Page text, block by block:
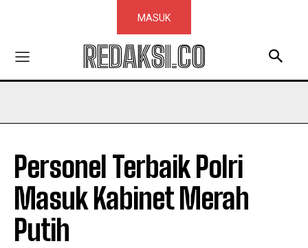
MASUK
REDAKSI.CO
Personel Terbaik Polri
Masuk Kabinet Merah
Putih